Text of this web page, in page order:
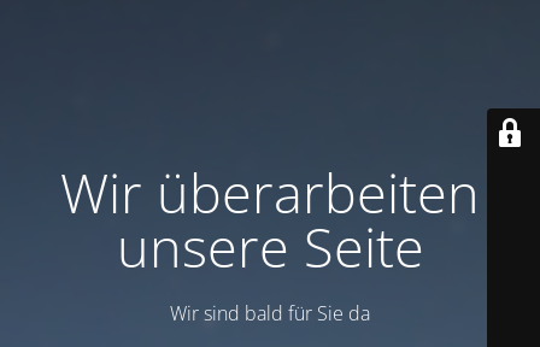
Wir überarbeiten
unsere Seite
Wir sind bald für Sie da